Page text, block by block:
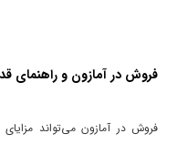
فروش در آمازون و راهنمای
فروش در آمازون می‌تواند